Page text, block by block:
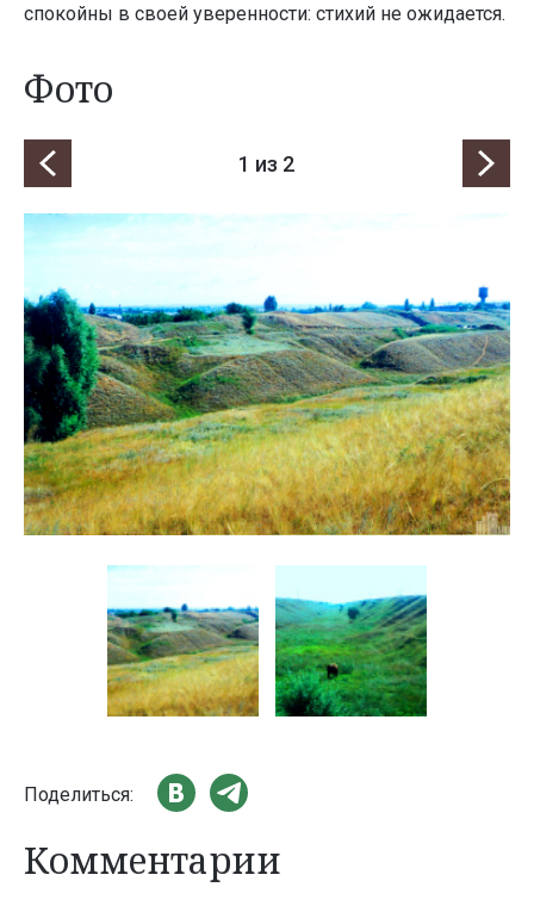
спокойны в своей уверенности: стихий не ожидается.
Фото
1 из 2
Поделиться:
Комментарии